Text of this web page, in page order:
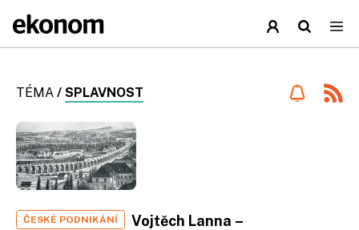
TÉMA / SPLAVNOST
ČESKÉ PODNIKÁNÍ
Vojtěch Lanna –